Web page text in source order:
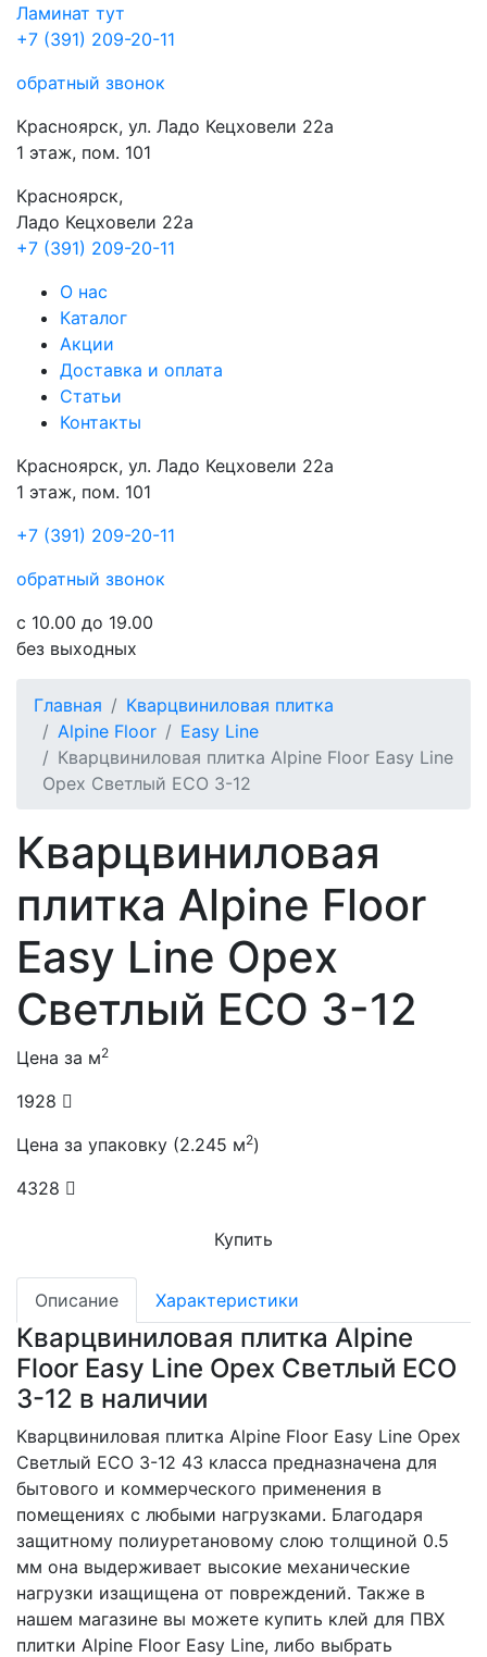
Ламинат тут
+7 (391) 209-20-11
обратный звонок
Красноярск, ул. Ладо Кецховели 22а
1 этаж, пом. 101
Красноярск,
Ладо Кецховели 22a
+7 (391) 209-20-11
О нас
Каталог
Акции
Доставка и оплата
Cтатьи
Контакты
Красноярск, ул. Ладо Кецховели 22а
1 этаж, пом. 101
+7 (391) 209-20-11
обратный звонок
с 10.00 до 19.00
без выходных
Главная
Кварцвиниловая плитка
Alpine Floor
Easy Line
Кварцвиниловая плитка Alpine Floor Easy Line
Орех Светлый ECO 3-12
Кварцвиниловая
плитка Alpine Floor
Easy Line Орех
Светлый ECO 3-12
Цена за м2
1928
Цена за упаковку (2.245 м2)
4328
Купить
Описание Характеристики
Кварцвиниловая плитка Alpine
Floor Easy Line Орех Светлый ECO
3-12 в наличии
Кварцвиниловая плитка Alpine Floor Easy Line Орех
Светлый ECO 3-12 43 класса предназначена для
бытового и коммерческого применения в
помещениях с любыми нагрузками. Благодаря
защитному полиуретановому слою толщиной 0.5
мм она выдерживает высокие механические
нагрузки изащищена от повреждений. Также в
нашем магазине вы можете купить клей для ПВХ
плитки Alpine Floor Easy Line, либо выбрать